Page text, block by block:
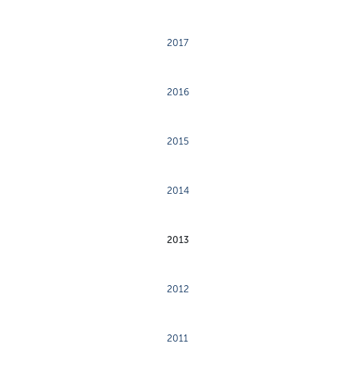
2017
2016
2015
2014
2013
2012
2011